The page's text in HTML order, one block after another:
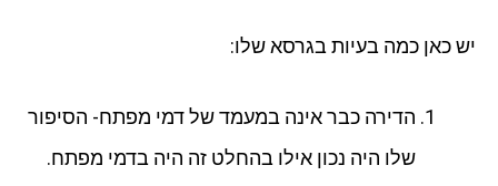
יש כאן כמה בעיות בגרסא שלו:
הדירה כבר אינה במעמד של דמי מפתח- הסיפור
שלו היה נכון אילו בהחלט זה היה בדמי מפתח.